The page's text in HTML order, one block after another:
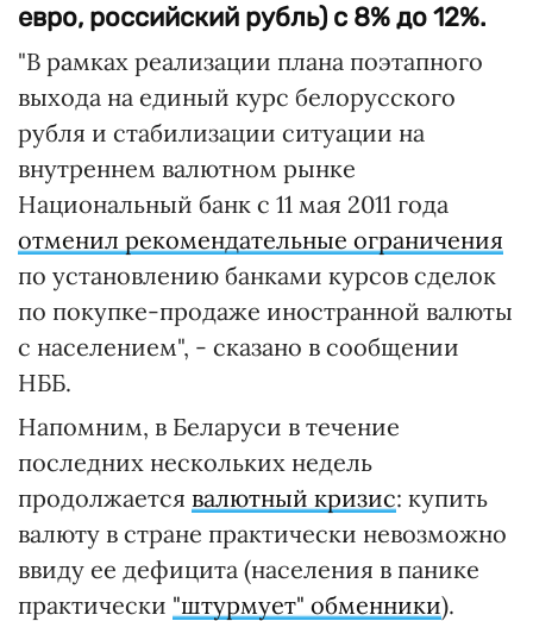
евро, российский рубль) с 8% до 12%.
"В рамках реализации плана поэтапного
выхода на единый курс белорусского
рубля и стабилизации ситуации на
внутреннем валютном рынке
Национальный банк с 11 мая 2011 года
отменил рекомендательные ограничения
по установлению банками курсов сделок
по покупке-продаже иностранной валюты
с населением", - сказано в сообщении
НББ.
Напомним, в Беларуси в течение
последних нескольких недель
продолжается валютный кризис: купить
валюту в стране практически невозможно
ввиду ее дефицита (населения в панике
практически "штурмует" обменники).